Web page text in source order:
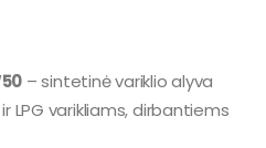
– sintetinė variklio alyva
LPG varikliams, dirbantiems